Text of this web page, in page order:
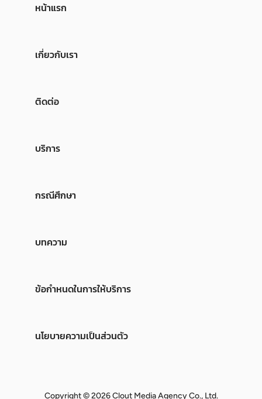
หน้าแรก
เกี่ยวกับเรา
ติดต่อ
บริการ
กรณีศึกษา
บทความ
ข้อกำหนดในการให้บริการ
นโยบายความเป็นส่วนตัว
Copyright © 2026 Clout Media Agency Co., Ltd.